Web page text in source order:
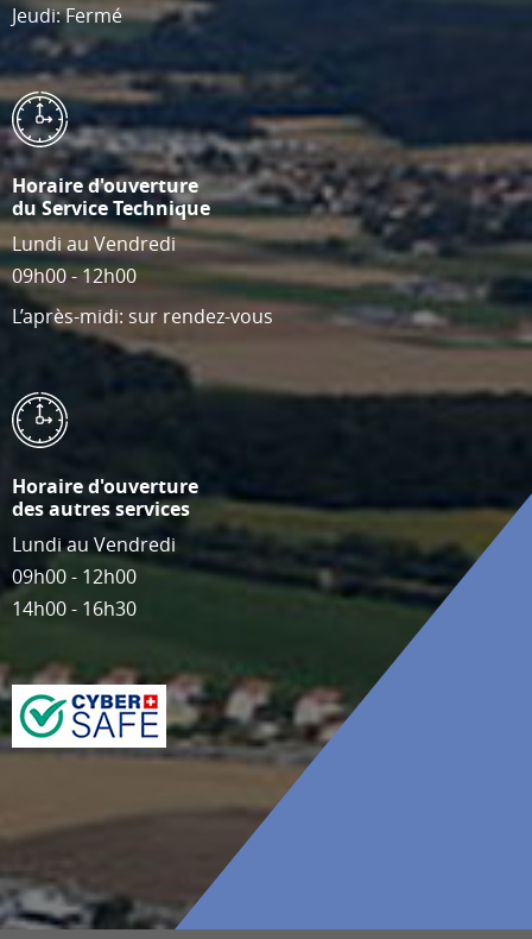
Jeudi: Fermé
Horaire d'ouverture
du Service Technique
Lundi au Vendredi
09h00 - 12h00
L’après-midi: sur rendez-vous
Horaire d'ouverture
des autres services
Lundi au Vendredi
09h00 - 12h00
14h00 - 16h30